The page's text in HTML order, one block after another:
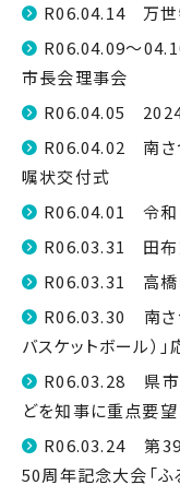
R06.04.14 万世
R06.04.09～
市長会理事会
R06.04.05
R06.04.02 南さ
嘱状交付式
R06.04.01 令和
R06.03.31 田布
R06.03.31 高橋
R06.03.30 南さ
バスケットボール）
R06.03.28 県市
どを知事に重点要望
R06.03.24 第
50周年記念大会「ふ